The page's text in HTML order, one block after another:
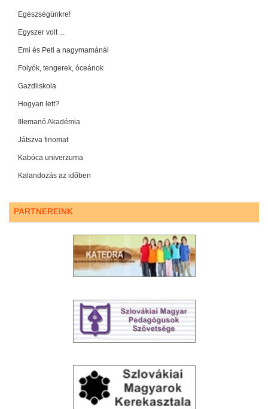
Egészségünkre!
Egyszer volt ...
Emi és Peti a nagymamánál
Folyók, tengerek, óceánok
Gazdiiskola
Hogyan lett?
Illemanó Akadémia
Játszva finomat
Kabóca univerzuma
Kalandozás az időben
PARTNEREINK